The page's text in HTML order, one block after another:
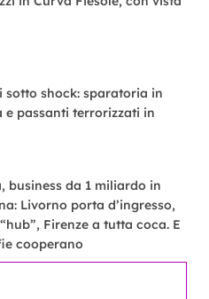
sotto shock: sparatoria in
e passanti terrorizzati in
business da 1 miliardo in
Livorno porta d’ingresso,
Firenze a tutta coca. E
cooperano